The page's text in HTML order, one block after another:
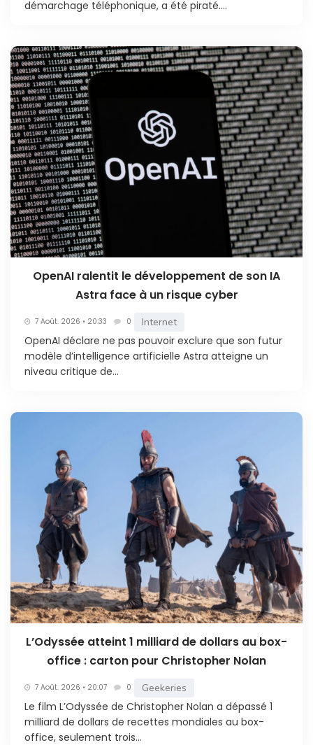
démarchage téléphonique, a été piraté....
OpenAI ralentit le développement de son IA
Astra face à un risque cyber
7 Août. 2026 • 20:33 0 Internet
OpenAI déclare ne pas pouvoir exclure que son futur
modèle d’intelligence artificielle Astra atteigne un
niveau critique de...
L’Odyssée atteint 1 milliard de dollars au box-
office : carton pour Christopher Nolan
7 Août. 2026 • 20:07 0 Geekeries
Le film L’Odyssée de Christopher Nolan a dépassé 1
milliard de dollars de recettes mondiales au box-
office, seulement trois...